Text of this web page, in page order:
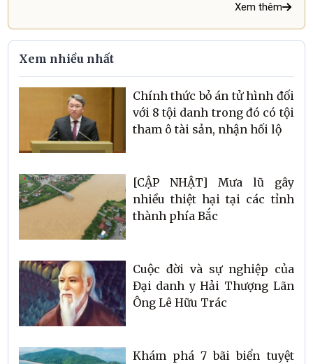
Xem thêm
Xem nhiều nhất
Chính thức bỏ án tử hình đối
với 8 tội danh trong đó có tội
tham ô tài sản, nhận hối lộ
[CẬP NHẬT] Mưa lũ gây
nhiều thiệt hại tại các tỉnh
thành phía Bắc
Cuộc đời và sự nghiệp của
Đại danh y Hải Thượng Lãn
Ông Lê Hữu Trác
Khám phá 7 bãi biển tuyệt